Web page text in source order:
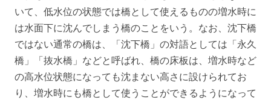
いて、低水位の状態では橋として使えるものの増水時に
は水面下に沈んでしまう橋のことをいう。なお、沈下橋
ではない通常の橋は、「沈下橋」の対語としては「永久
橋」「抜水橋」などと呼ばれ、橋の床板は、増水時など
の高水位状態になっても沈まない高さに設けられてお
り、増水時にも橋として使うことができるようになって